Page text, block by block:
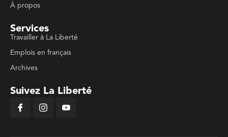
À propos
Services
Travailler à La Liberté
Emplois en français
Archives
Suivez La Liberté